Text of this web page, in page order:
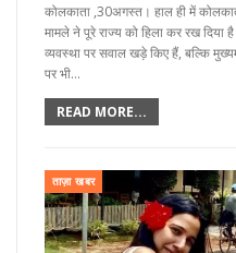
कोलकाता ,30अगस्त। हाल ही में
मामले ने पूरे राज्य को हिला कर रख
व्यवस्था पर सवाल खड़े किए हैं, बल्कि
पर भी…
READ MORE...
ताज़ा खबर